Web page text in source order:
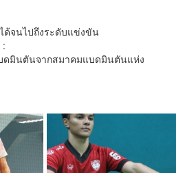
ด้จนไปถึงระดับแข่งขัน
ดมินตันจากสมาคมแบดมินตันแห่ง